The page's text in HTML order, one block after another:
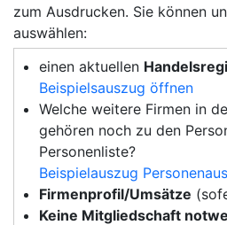
zum Ausdrucken. Sie können
auswählen:
einen aktuellen
Beispielsauszug öffnen
Welche weitere Firmen in
gehören noch zu den
Personenliste?
Beispielauszug
Firmenprofil/Umsätze
Keine Mitgliedschaft